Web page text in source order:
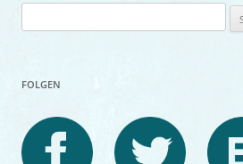
nach:
FOLGEN